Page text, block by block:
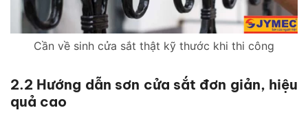
Cần về sinh cửa sắt thật kỹ thước khi thi công
2.2 Hướng dẫn sơn cửa sắt đơn giản, hiệu
quả cao